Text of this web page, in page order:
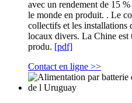
avec un rendement de 15
le monde en produit. . Le
collectifs et les installations
locaux divers. La Chine est
produ. [pdf]
Contact en ligne >>